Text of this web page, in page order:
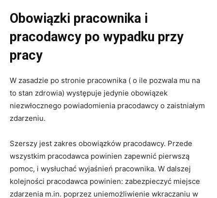
Obowiązki pracownika i
pracodawcy po wypadku przy
pracy
W zasadzie po stronie pracownika ( o ile pozwala mu na
to stan zdrowia) występuje jedynie obowiązek
niezwłocznego powiadomienia pracodawcy o zaistniałym
zdarzeniu.
Szerszy jest zakres obowiązków pracodawcy. Przede
wszystkim pracodawca powinien zapewnić pierwszą
pomoc, i wysłuchać wyjaśnień pracownika. W dalszej
kolejności pracodawca powinien: zabezpieczyć miejsce
zdarzenia m.in. poprzez uniemożliwienie wkraczaniu w